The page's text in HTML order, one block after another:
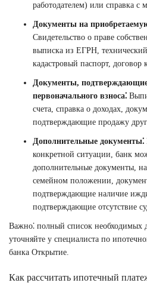
работодателем) или справка с
Документы на
Свидетельство о праве
выписка из ЕГРН,
кадастровый паспорт,
Документы,
первоначального взноса⁚
счета, справка о доходах,
подтверждающие продажу
Дополнительные документы⁚
конкретной ситуации, банк
дополнительные документы,
семейном положении,
подтверждающие наличие
подтверждающие отсутствие
Важно⁚ полный список необходимых
уточняйте у специалиста по
банка Открытие.
Как рассчитать ипотечный